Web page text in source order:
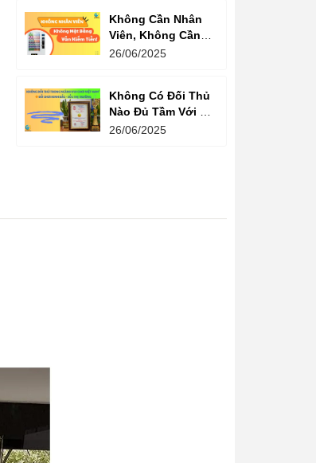
Không Cần Nhân
Viên, Không Cần
Cửa Hàng – Chỉ
26/06/2025
Không Có Đối Thủ
Nào Đủ Tầm Với Đồ
Chơi Kinh Bắc
26/06/2025